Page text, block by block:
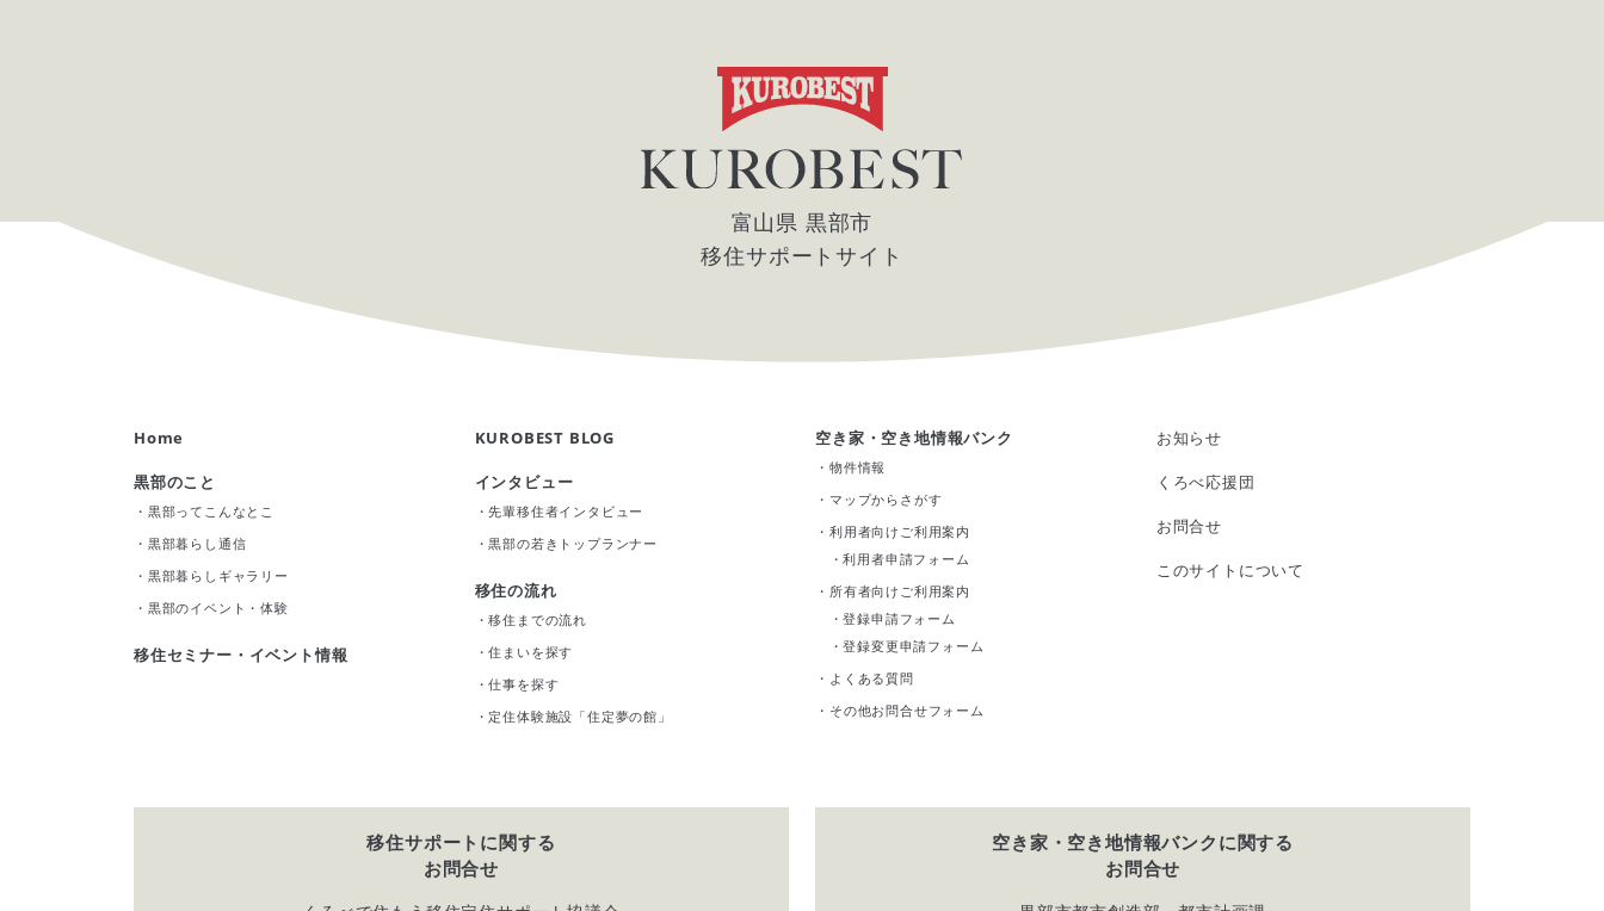
富山県 黒部市
移住サポートサイト
Home
黒部のこと
・ 黒部ってこんなとこ
・ 黒部暮らし通信
・ 黒部暮らしギャラリー
・ 黒部のイベント・体験
移住セミナー・イベント情報
KUROBEST BLOG
インタビュー
・先輩移住者インタビュー
・黒部の若きトップランナー
移住の流れ
・移住までの流れ
・住まいを探す
・仕事を探す
・ 定住体験施設「住定夢の館」
空き家・空き地情報バンク
・ 物件情報
・ マップからさがす
・ 利用者向けご利用案内
・利用者申請フォーム
・ 所有者向けご利用案内
・登録申請フォーム
・登録変更申請フォーム
・ よくある質問
・ その他お問合せフォーム
お知らせ
くろべ応援団
お問合せ
このサイトについて
移住サポートに関する
お問合せ
空き家・空き地情報バンクに関する
お問合せ